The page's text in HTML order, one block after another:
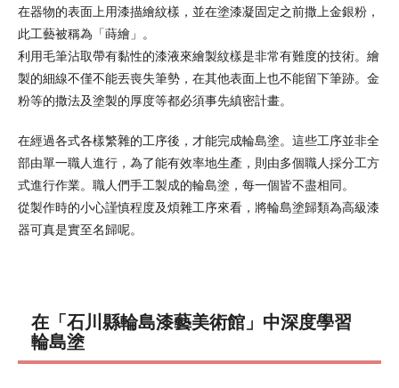
在器物的表面上用漆描繪紋樣，並在塗漆凝固定之前撒上金銀粉，
此工藝被稱為「蒔繪」。
利用毛筆沾取帶有黏性的漆液來繪製紋樣是非常有難度的技術。繪
製的細線不僅不能丟喪失筆勢，在其他表面上也不能留下筆跡。金
粉等的撒法及塗製的厚度等都必須事先縝密計畫。
在經過各式各樣繁雜的工序後，才能完成輪島塗。這些工序並非全
部由單一職人進行，為了能有效率地生產，則由多個職人採分工方
式進行作業。職人們手工製成的輪島塗，每一個皆不盡相同。
從製作時的小心謹慎程度及煩雜工序來看，將輪島塗歸類為高級漆
器可真是實至名歸呢。
在「石川縣輪島漆藝美術館」中深度學習
輪島塗